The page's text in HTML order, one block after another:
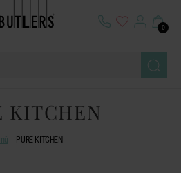
0
KITCHEN
PURE KITCHEN